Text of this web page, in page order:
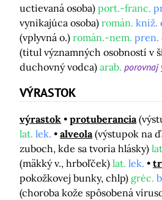
uctievaná osoba) port.-franc.
vynikajúca osoba) román. kniž.
(vplyvná o.) román.-nem. pren.
(titul významných osobností v
duchovný vodca) arab. porovnaj
VÝRASTOK
výrastok protuberancia
lat. lek. alveola (výstupok na
zuboch, kde sa tvoria hlásky)
(mäkký v., hrboľček) lat. lek.
pokožkovej bunky, chlp) gréc.
(choroba kože spôsobená